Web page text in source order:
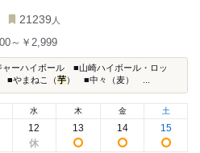
21239 人
～￥2,999
ーハイボール ■山崎ハイボール・ロッ
■やまねこ（芋） ■中々（麦） ...
水
12
木
13
金
14
土
15